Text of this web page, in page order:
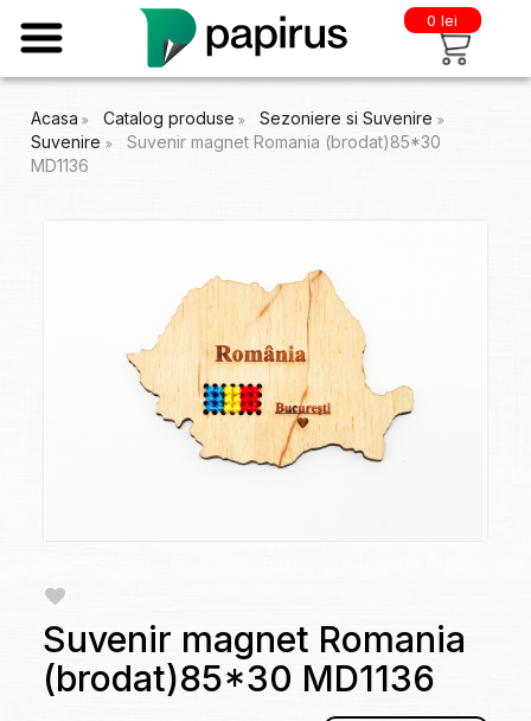
0 lei
Acasa Catalog produse
Sezoniere si Suvenire
Suvenire
Suvenir magnet Romania (brodat)85*30
MD1136
Suvenir magnet Romania
(brodat)85*30 MD1136